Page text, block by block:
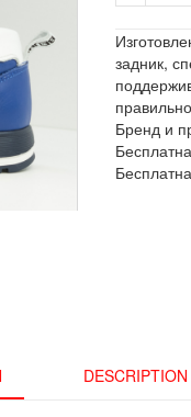
02
задник,
Бренд и
DESCRIPTION